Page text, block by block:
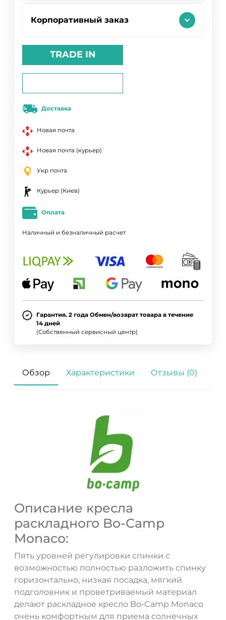
Корпоративный заказ
TRADE IN
Доставка
Новая почта
Новая почта (курьер)
Укр почта
Курьер (Киев)
Оплата
Наличный и безналичный расчет
Гарантия. 2 года Обмен/возврат товара в течение
14 дней
(Собственный сервисный центр)
Обзор Характеристики Отзывы (0)
Описание кресла
раскладного Bo-Camp
Monaco:
Пять уровней регулировки спинки с
возможностью полностью разложить спинку
горизонтально, низкая посадка, мягкий
подголовник и проветриваемый материал
делают раскладное кресло Bo-Camp Monaco
очень комфортным для приема солнечных